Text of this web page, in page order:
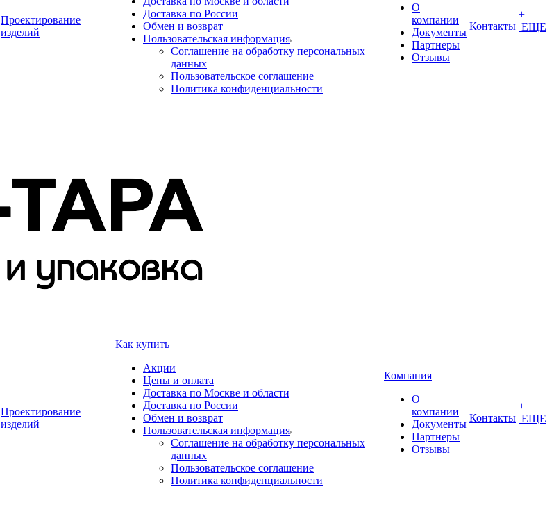
Проектирование
изделий
Доставка по России
Обмен и возврат
Пользовательская информация
Соглашение на обработку персональных
данных
Пользовательское соглашение
Политика конфиденциальности
О
компании
Документы
Партнеры
Отзывы
Контакты
+
ЕЩЕ
Проектирование
изделий
Как купить
Акции
Цены и оплата
Доставка по Москве и области
Доставка по России
Обмен и возврат
Пользовательская информация
Соглашение на обработку персональных
данных
Пользовательское соглашение
Политика конфиденциальности
Компания
О
компании
Документы
Партнеры
Отзывы
Контакты
+
ЕЩЕ